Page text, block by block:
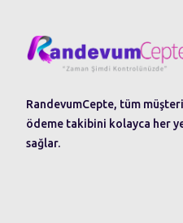
RandevumCepte, tüm
ödeme takibini kolayca her
sağlar.